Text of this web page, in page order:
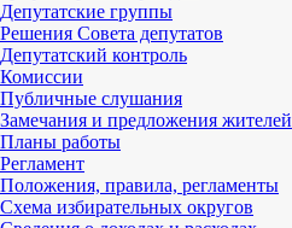
Депутатские группы
Решения Совета депутатов
Депутатский контроль
Комиссии
Публичные слушания
Замечания и предложения жителей
Планы работы
Регламент
Положения, правила, регламенты
Схема избирательных округов